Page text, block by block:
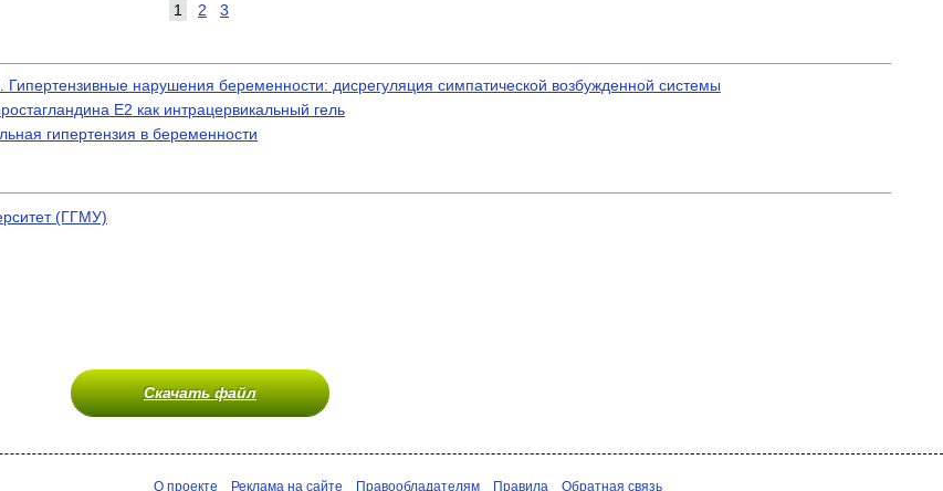
1 2 3
нарушения беременности: дисрегуляция симпатической возбужденной системы
E2 как интрацервикальный гель
гипертензия в беременности
(ГГМУ)
Скачать файл
О проекте Реклама на сайте Правообладателям Правила Обратная связь